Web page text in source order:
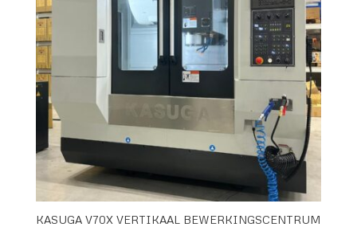
KASUGA V70X VERTIKAAL BEWERKINGSCENTRUM